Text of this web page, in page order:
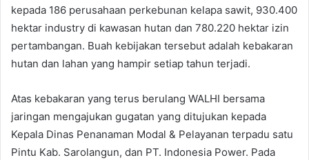
kepada 186 perusahaan perkebunan kelapa sawit, 930.400
hektar industry di kawasan hutan dan 780.220 hektar izin
pertambangan. Buah kebijakan tersebut adalah kebakaran
hutan dan lahan yang hampir setiap tahun terjadi.
Atas kebakaran yang terus berulang WALHI bersama
jaringan mengajukan gugatan yang ditujukan kepada
Kepala Dinas Penanaman Modal & Pelayanan terpadu satu
Pintu Kab. Sarolangun, dan PT. Indonesia Power. Pada